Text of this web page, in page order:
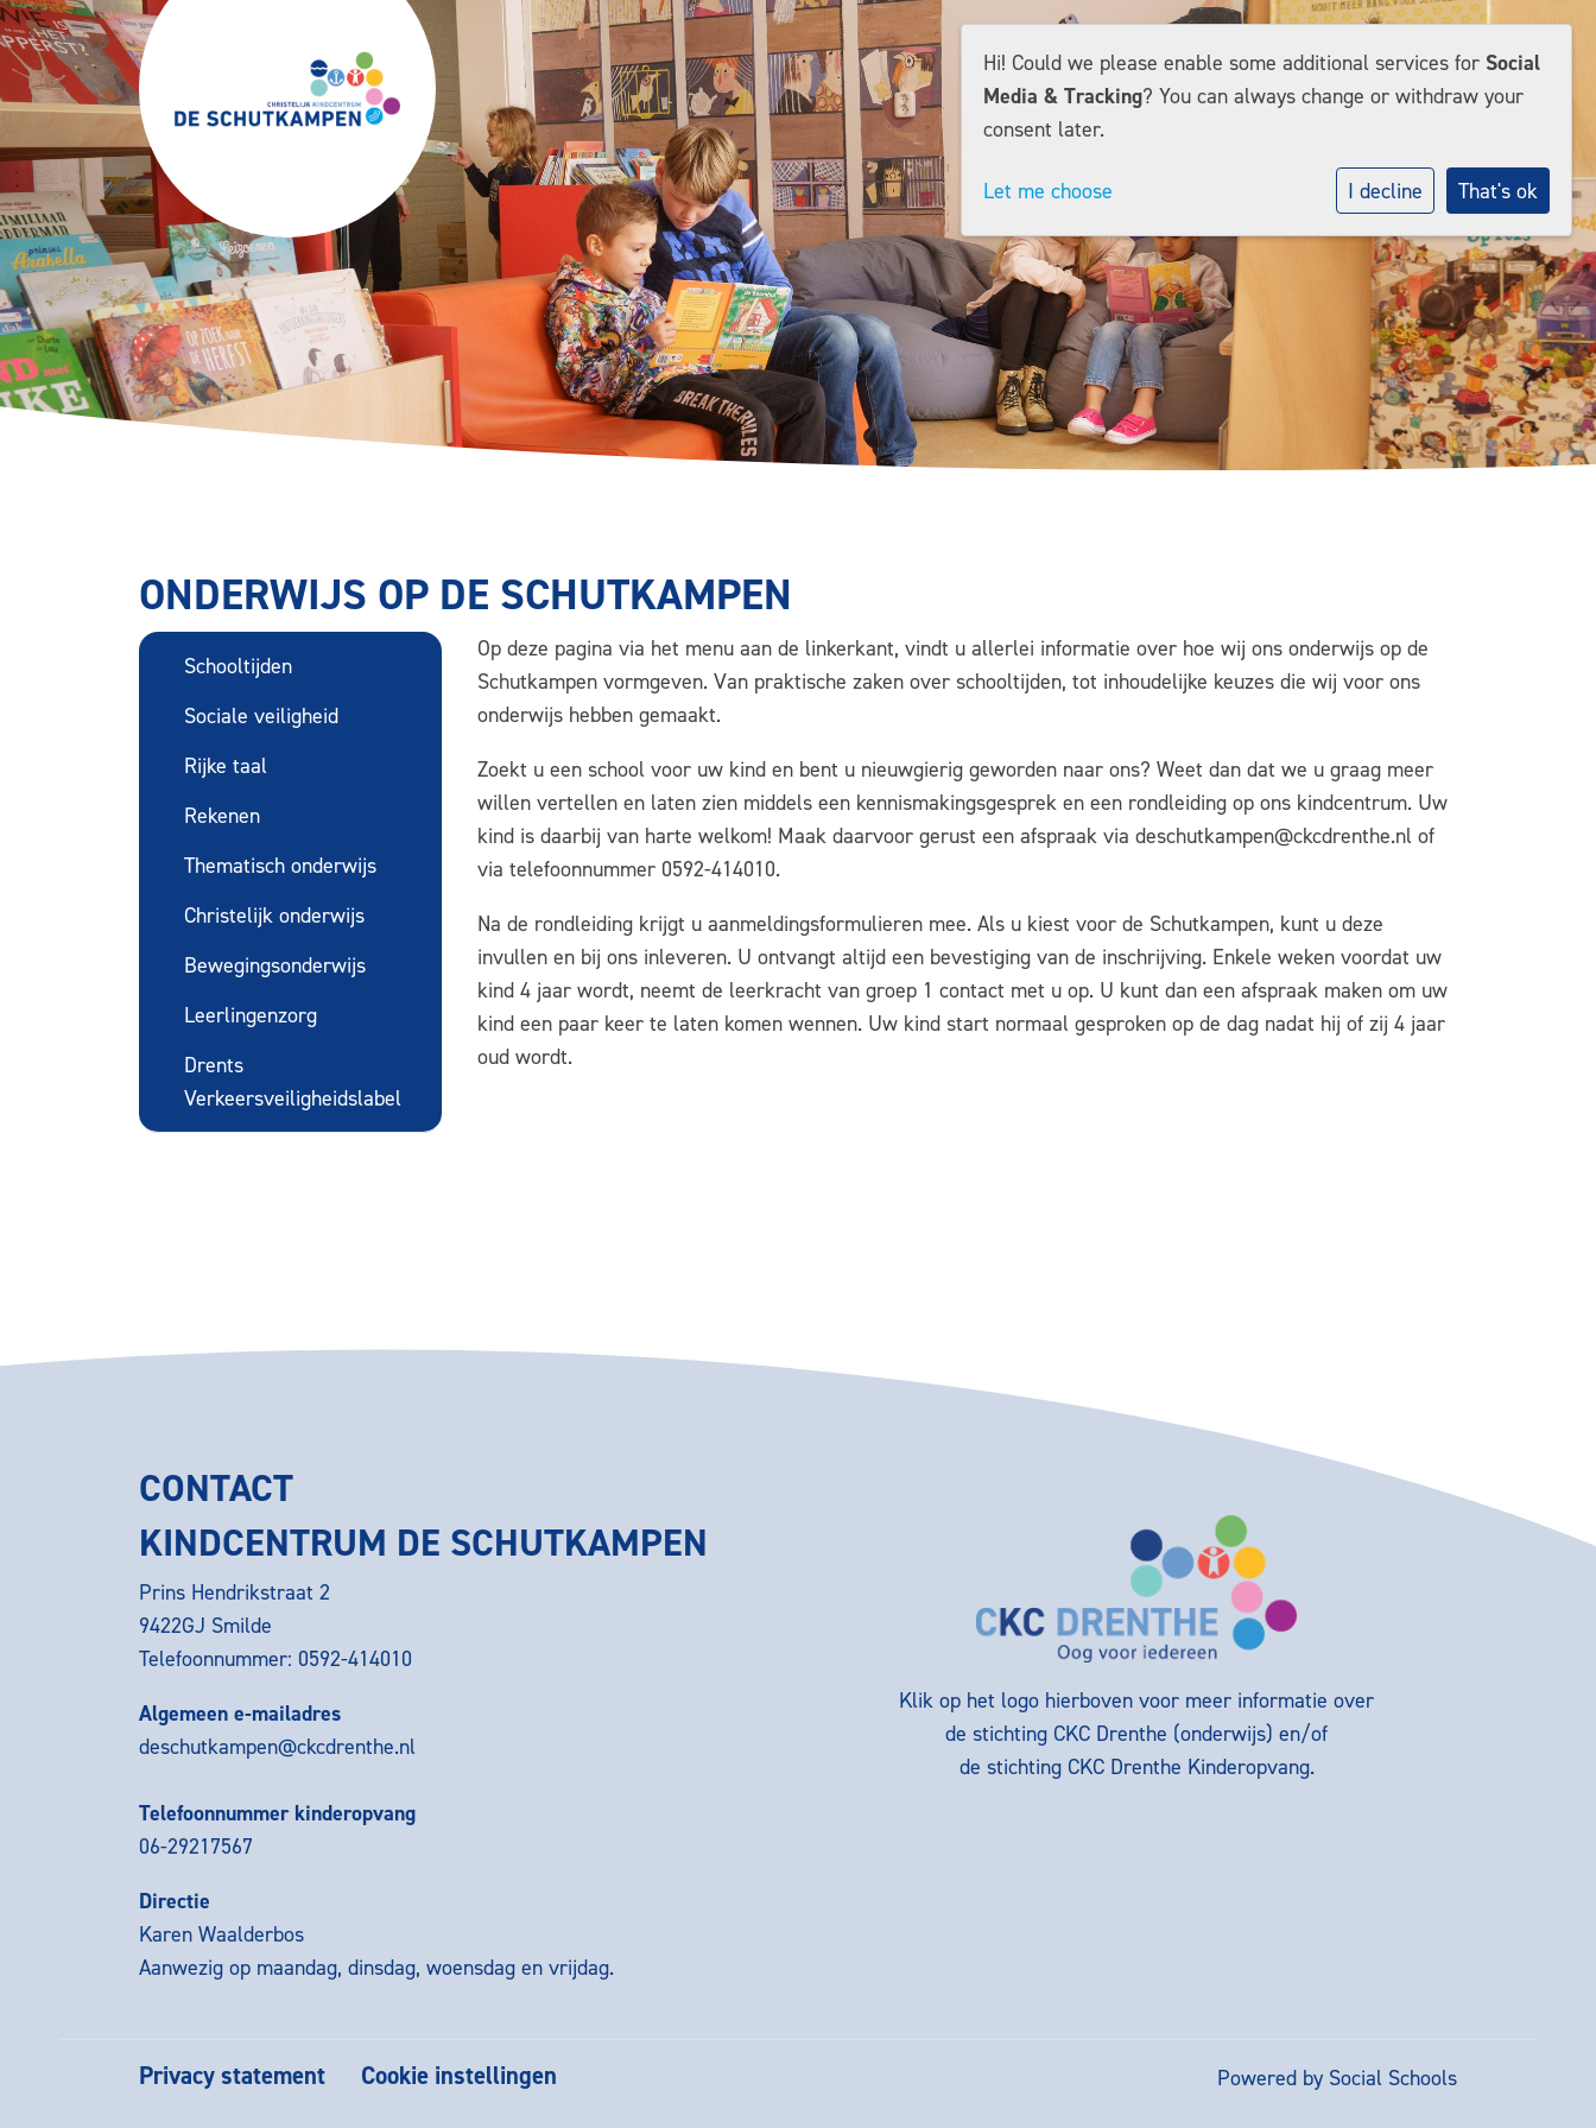
ONDERWIJS OP DE SCHUTKAMPEN
Schooltijden
Sociale veiligheid
Rijke taal
Rekenen
Thematisch onderwijs
Christelijk onderwijs
Bewegingsonderwijs
Leerlingenzorg
Drents
Verkeersveiligheidslabel
Op deze pagina via het menu aan de linkerkant, vindt u allerlei informatie over hoe wij ons onderwijs op de
Schutkampen vormgeven. Van praktische zaken over schooltijden, tot inhoudelijke keuzes die wij voor ons
onderwijs hebben gemaakt.
Zoekt u een school voor uw kind en bent u nieuwgierig geworden naar ons? Weet dan dat we u graag meer
willen vertellen en laten zien middels een kennismakingsgesprek en een rondleiding op ons kindcentrum. Uw
kind is daarbij van harte welkom! Maak daarvoor gerust een afspraak via deschutkampen@ckcdrenthe.nl of
via telefoonnummer 0592-414010.
Na de rondleiding krijgt u aanmeldingsformulieren mee. Als u kiest voor de Schutkampen, kunt u deze
invullen en bij ons inleveren. U ontvangt altijd een bevestiging van de inschrijving. Enkele weken voordat uw
kind 4 jaar wordt, neemt de leerkracht van groep 1 contact met u op. U kunt dan een afspraak maken om uw
kind een paar keer te laten komen wennen. Uw kind start normaal gesproken op de dag nadat hij of zij 4 jaar
oud wordt.
CONTACT
KINDCENTRUM DE SCHUTKAMPEN
Prins Hendrikstraat 2
9422GJ Smilde
Telefoonnummer: 0592-414010
Algemeen e-mailadres
deschutkampen@ckcdrenthe.nl
Telefoonnummer kinderopvang
06-29217567
Directie
Karen Waalderbos
Aanwezig op maandag, dinsdag, woensdag en vrijdag.
Klik op het logo hierboven voor meer informatie over
de stichting CKC Drenthe (onderwijs) en/of
de stichting CKC Drenthe Kinderopvang.
Privacy statement Cookie instellingen Powered by Social Schools
Hi! Could we please enable some additional services for Social
Media & Tracking? You can always change or withdraw your
consent later.
Let me choose I decline That's ok